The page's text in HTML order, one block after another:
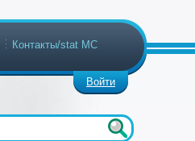
Войти
Контакты/stat МС